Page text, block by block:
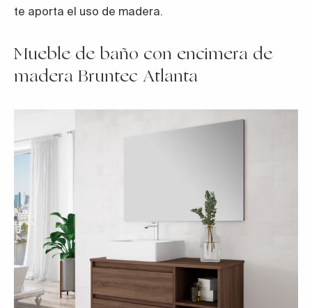
te aporta el uso de madera.
Mueble de baño con encimera de
madera Bruntec Atlanta